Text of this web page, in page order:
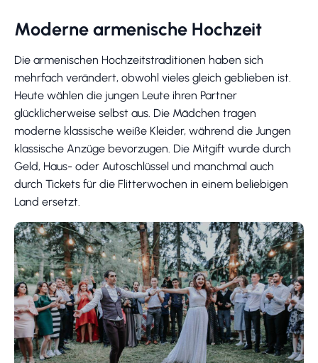
Moderne armenische Hochzeit
Die armenischen Hochzeitstraditionen haben sich
mehrfach verändert, obwohl vieles gleich geblieben ist.
Heute wählen die jungen Leute ihren Partner
glücklicherweise selbst aus. Die Mädchen tragen
moderne klassische weiße Kleider, während die Jungen
klassische Anzüge bevorzugen. Die Mitgift wurde durch
Geld, Haus- oder Autoschlüssel und manchmal auch
durch Tickets für die Flitterwochen in einem beliebigen
Land ersetzt.